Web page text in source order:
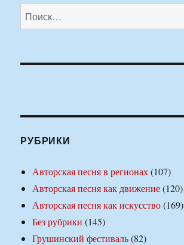
Искать:
РУБРИКИ
Авторская песня в регионах(107)
Авторская песня как движение(120)
Авторская песня как искусство(169)
Без рубрики (145)
Грушинский фестиваль(82)